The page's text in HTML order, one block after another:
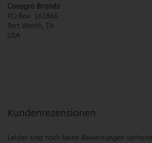
Conagra Brands
P.O.Box 161866
Fort Worth, TX
USA
Kundenrezensionen
Leider sind noch keine Bewertungen